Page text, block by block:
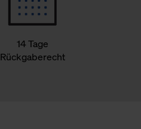
14 Tage
Rückgaberecht